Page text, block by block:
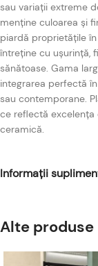
sau variații extreme
menține culoarea și
piardă proprietățile
întreține cu ușurință,
sănătoase. Gama
integrarea perfectă
sau contemporane.
ce reflectă
ceramică.
Informații
Alte produse